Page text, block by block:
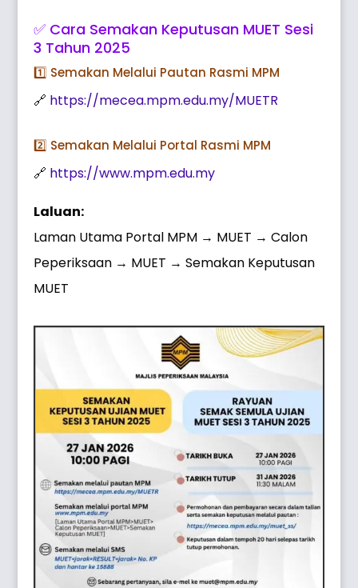
✅ Cara Semakan Keputusan MUET Sesi
3 Tahun 2025
1️⃣ Semakan Melalui Pautan Rasmi MPM
🔗 https://mecea.mpm.edu.my/MUETR
2️⃣ Semakan Melalui Portal Rasmi MPM
🔗 https://www.mpm.edu.my
Laluan:
Laman Utama Portal MPM → MUET → Calon
Peperiksaan → MUET → Semakan Keputusan
MUET